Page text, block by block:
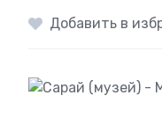
Добавить в